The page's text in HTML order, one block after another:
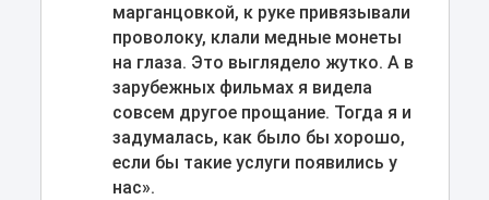
марганцовкой, к руке привязывали
проволоку, клали медные монеты
на глаза. Это выглядело жутко. А в
зарубежных фильмах я видела
совсем другое прощание. Тогда я и
задумалась, как было бы хорошо,
если бы такие услуги появились у
нас».